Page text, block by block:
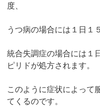
度、
うつ病の場合には１日１
統合失調症の場合には１
ピリドが処方されます。
このように症状によって
てくるのです。